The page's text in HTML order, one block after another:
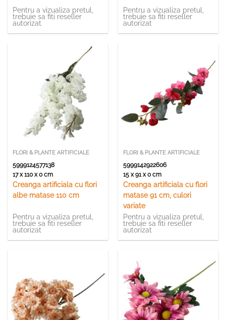
Pentru a vizualiza pretul,
trebuie sa fiti reseller
autorizat
Pentru a vizualiza pretul,
trebuie sa fiti reseller
autorizat
FLORI & PLANTE ARTIFICIALE
5999124577138
17 x 110 x 0 cm
Creanga artificiala cu flori
albe matase 110 cm
Pentru a vizualiza pretul,
trebuie sa fiti reseller
autorizat
FLORI & PLANTE ARTIFICIALE
5999142922606
15 x 91 x 0 cm
Creanga artificiala cu flori
matase 91 cm, culori
variate
Pentru a vizualiza pretul,
trebuie sa fiti reseller
autorizat